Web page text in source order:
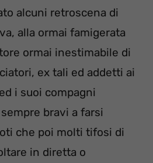
alcuni retroscena di
alla ormai famigerata
ormai inestimabile di
ex tali ed addetti ai
i suoi compagni
bravi a farsi
che poi molti tifosi di
in diretta o